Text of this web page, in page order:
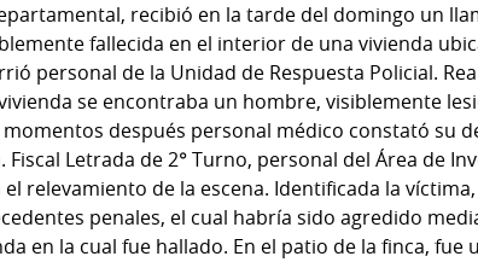
recibió en la tarde del domingo un
fallecida en el interior de una vivienda
personal de la Unidad de Respuesta Policial.
se encontraba un hombre, visiblemente
después personal médico constató su
Fiscal Letrada de 2° Turno, personal del Área de
relevamiento de la escena. Identificada la
penales, el cual habría sido agredido
en la cual fue hallado. En el patio de la finca, fue